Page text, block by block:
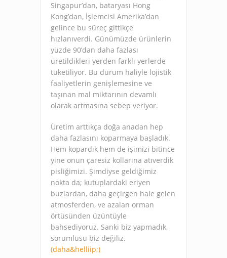
Singapur’dan, bataryası Hong
Kong’dan, İşlemcisi Amerika’dan
gelince bu süreç gittikçe
hızlanıverdi. Günümüzde ürünlerin
yüzde 90’dan daha fazlası
üretildikleri yerden farklı yerlerde
tüketiliyor. Bu durum haliyle lojistik
faaliyetlerin genişlemesine ve
taşınan mal miktarının devamlı
olarak artmasına sebep veriyor.
Üretim arttıkça doğa anadan hep
daha fazlasını koparmaya başladık.
Hem kopardık hem de işimizi bitince
yine onun çaresiz kollarına atıverdik
pisliğimizi. Şimdiyse geldiğimiz
nokta da; kutuplardaki eriyen
buzlardan, daha geçirgen hale gelen
atmosferden, ve azalan orman
örtüsünden üzüntüyle
bahsediyoruz. Sanki biz yapmadık,
sorumlusu biz değiliz.
(daha&helliip;)